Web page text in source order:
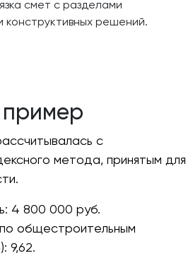
смет с разделами
конструктивных решений.
с
метода, принятым для
4 800 000 руб.
общестроительным
9,62.